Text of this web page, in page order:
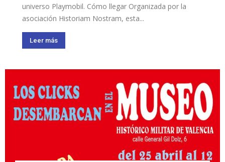
universo Playmobil. Cómo llegar Organizada por la
asociación Historiam Nostram, esta...
Leer más